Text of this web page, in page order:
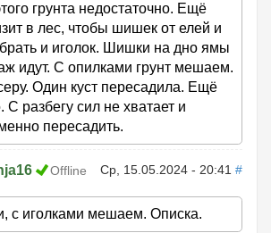
грунта недостаточно. Ещё
в лес, чтобы шишек от елей и
и иголок. Шишки на дно ямы
идут. С опилками грунт мешаем.
Один куст пересадила. Ещё
С разбегу сил не хватает и
пересадить.
Offline Ср, 15.05.2024 - 20:41 #
с иголками мешаем. Описка.